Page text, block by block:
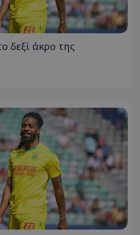
δεξί άκρο της